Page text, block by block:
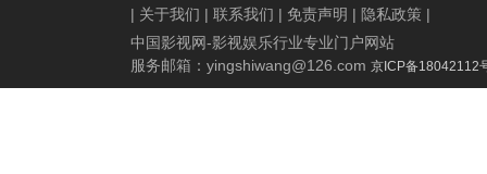
| 关于我们 | 联系我们 | 免责声明 | 隐私政策 |
中国影视网-影视娱乐行业专业门户网站
服务邮箱： yingshiwang@126.com 京ICP备18042112